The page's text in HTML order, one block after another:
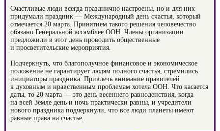
Счастливые люди всегда празднично настроены, но и для них
придумали праздник — Международный день счастья, который
отмечается 20 марта. Принятием такого решения человечество
обязано Генеральной ассамблее ООН. Члены организации
предложили в этот день проводить общественные
и просветительские мероприятия.
Подчеркнуть, что благополучное финансовое и экономическое
положение не гарантирует людям полного счастья, стремились
инициаторы праздника. Привлечь внимание правителей
к духовным и нравственным проблемам хотела ООН. Что касается
даты, то 20 марта — это день весеннего равноденствия, когда
на всей Земле день и ночь практически равны, и учредители
нового праздника подчеркнули, что все люди планеты имеют
равные права на счастье.